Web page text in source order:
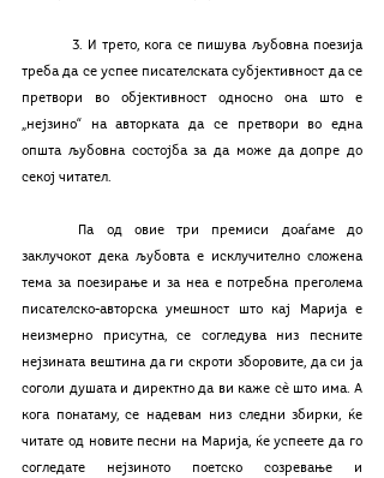
треба да се успее писателската субјективност да се
претвори во објективност односно она што е
„нејзино“ на авторката да се претвори во една
општа љубовна состојба за да може да допре до
секој читател.
заклучокот дека љубовта е исклучително сложена
тема за поезирање и за неа е потребна преголема
писателско-авторска умешност што кај Марија е
неизмерно присутна, се согледува низ песните
нејзината вештина да ги скроти зборовите, да си ја
соголи душата и директно да ви каже сѐ што има. А
кога понатаму, се надевам низ следни збирки, ќе
читате од новите песни на Марија, ќе успеете да го
согледате нејзиното поетско созревање и